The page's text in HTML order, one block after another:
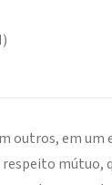
outros, em um
respeito mútuo,